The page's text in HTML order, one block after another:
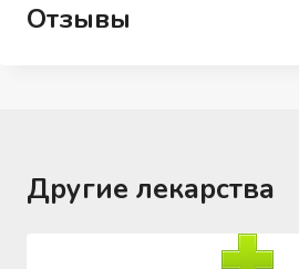
Отзывы
Другие лекарства